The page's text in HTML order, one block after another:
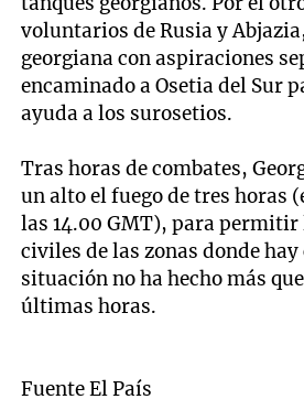
voluntarios de Rusia y
georgiana con aspiraciones
encaminado a Osetia del Sur
ayuda a los surosetios.
Tras horas de combates,
un alto el fuego de tres horas
las 14.00 GMT), para permitir
civiles de las zonas donde
situación no ha hecho más
últimas horas.
Fuente El País